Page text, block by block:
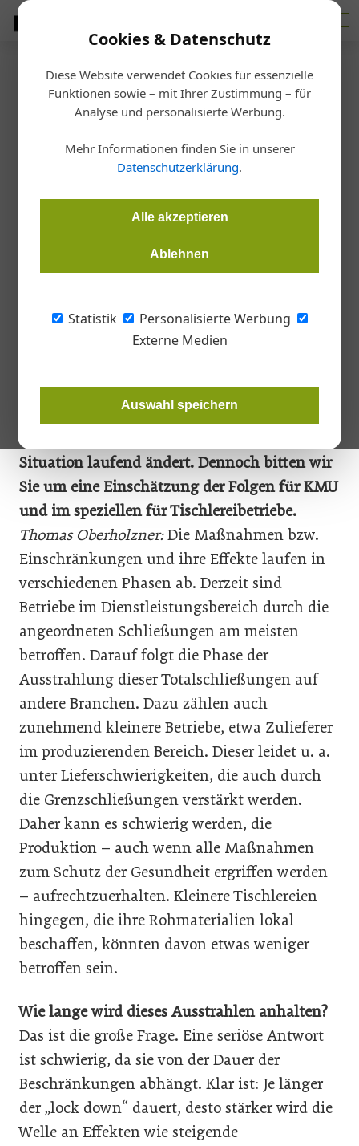
Cookies & Datenschutz
Diese Website verwendet Cookies für essenzielle
Funktionen sowie – mit Ihrer Zustimmung – für
Analyse und personalisierte Werbung.
Mehr Informationen finden Sie in unserer
Datenschutzerklärung.
Alle akzeptieren
Ablehnen
Statistik
Personalisierte Werbung
Externe Medien
Auswahl speichern
Startseite /Markt
KMU-Forscher Oberholzner zur
Corona-Krise: „Eine Welle an
Effekten“
die Zukunft und analysiert die möglichen wirtschaftlichen
Auswirkungen der Corona-Krise.
Tischler Journal:Prognosen zu den
Auswirkungen des Coronavirus auf unsere
Wirtschaft sind schwer möglich, da sich die
Situation laufend ändert. Dennoch bitten wir
Sie um eine Einschätzung der Folgen für KMU
und im speziellen für Tischlereibetriebe.
Thomas Oberholzner:Die Maßnahmen bzw.
Einschränkungen und ihre Effekte laufen in
verschiedenen Phasen ab. Derzeit sind
Betriebe im Dienstleistungsbereich durch die
angeordneten Schließungen am meisten
betroffen. Darauf folgt die Phase der
Ausstrahlung dieser Totalschließungen auf
andere Branchen. Dazu zählen auch
zunehmend kleinere Betriebe, etwa Zulieferer
im produzierenden Bereich. Dieser leidet u. a.
unter Lieferschwierigkeiten, die auch durch
die Grenzschließungen verstärkt werden.
Daher kann es schwierig werden, die
Produktion – auch wenn alle Maßnahmen
zum Schutz der Gesundheit ergriffen werden
– aufrechtzuerhalten. Kleinere Tischlereien
hingegen, die ihre Rohmaterialien lokal
beschaffen, könnten davon etwas weniger
betroffen sein.
Wie lange wird dieses Ausstrahlen an­halten?
Das ist die große Frage. Eine seriöse Antwort
ist schwierig, da sie von der Dauer der
Beschränkungen abhängt. Klar ist: Je länger
der „lock down“ dauert, desto stärker wird die
Welle an Effekten wie steigende